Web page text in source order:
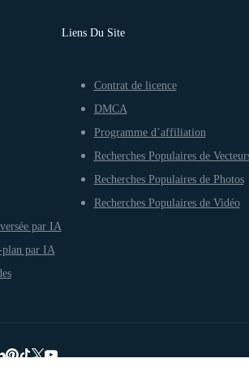
par IA
plan par IA
Liens Du Site
Contrat de licence
DMCA
Programme d’affiliation
Recherches Populaires de
Recherches Populaires de Photos
Recherches Populaires de Vidéo